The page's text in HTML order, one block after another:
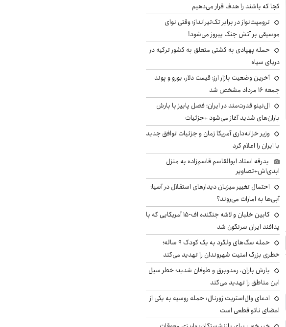
کجا که باشند را هدف قرار می‌دهیم
ترومپت‌نواز در برابر تک‌تیرانداز؛ وقتی نوای
موسیقی بر آتش جنگ پیروز می‌شود!
حمله پهپادی به کشتی متعلق به کشور ترکیه در
دریای سیاه
آخرین وضعیت بازار ارز؛ قیمت دلار، یورو و پوند
جمعه ۱۶ مرداد مشخص شد
ال‌نینو قدرت‌مند در ایران؛ فصل پاییز با بارش
باران‌های شدید آغاز می‌شود +جزئیات
وزیر خزانه‌داری آمریکا زمان و جزئیات توافق جدید
با ایران را اعلام کرد
بدرقه استاد ابوالقاسم قاسم‌زاده به منزل
ابدی‌اش+تصاویر
احتمال تغییر میزبان دیدارهای استقلال در آسیا؛
آبی‌ها به امارات می‌روند؟
کابین خلبان و لاشه جنگنده اف-۱۵ آمریکایی که با
پدافند ایران سرنگون شد
حمله سگ‌های ولگرد به یک کودک ۹ ساله؛
خطری بزرگ امنیت شهروندان را تهدید می‌کند
بارش باران، رعدوبرق و طوفان شدید؛ خطر سیل
این مناطق را تهدید می‌کند
ادعای وال‌استریت ژورنال: حمله روسیه به یکی از
اعضای ناتو قطعی است